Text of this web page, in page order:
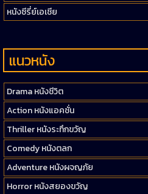
หนังซีรี่ย์เอเชีย
แนวหนัง
Drama หนังชีวิต
Action หนังแอคชั่น
Thriller หนังระทึกขวัญ
Comedy หนังตลก
Adventure หนังผจญภัย
Horror หนังสยองขวัญ